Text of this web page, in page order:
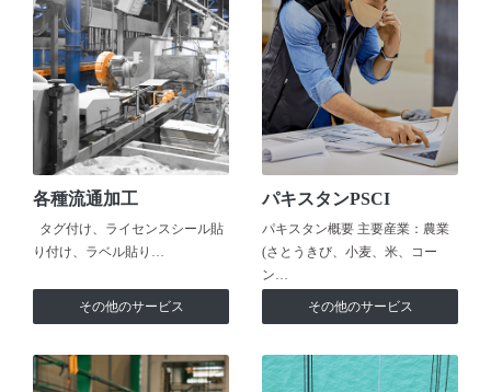
各種流通加工
タグ付け、ライセンスシール貼
り付け、ラベル貼り…
その他のサービス
パキスタンPSCI
パキスタン概要 主要産業：農業
(さとうきび、小麦、米、コー
ン…
その他のサービス